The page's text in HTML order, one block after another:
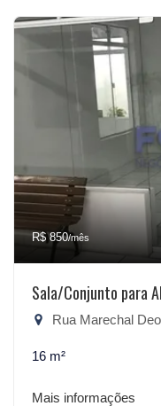
R$ 850/mês
Sala/Conjunto para
Rua Marechal
16 m²
Mais informações